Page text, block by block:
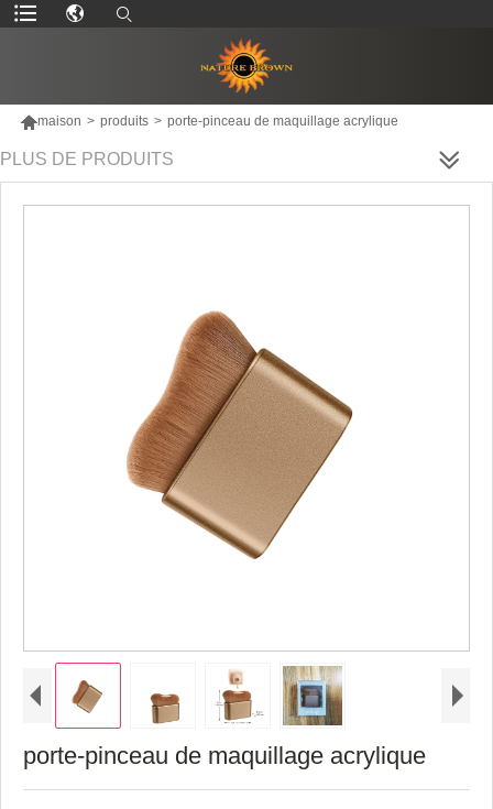
maison > produits > porte-pinceau de maquillage acrylique
PLUS DE PRODUITS
porte-pinceau de maquillage acrylique